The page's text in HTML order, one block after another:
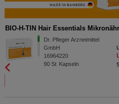
BIO-H-TIN Hair Essentials
Dr. Pfleger Arzneimittel
GmbH
16964220
90 St Kapseln